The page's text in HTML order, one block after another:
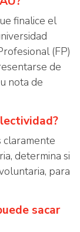
finalice el
(FP)
de
nota de
claramente
determina si
para
sacar